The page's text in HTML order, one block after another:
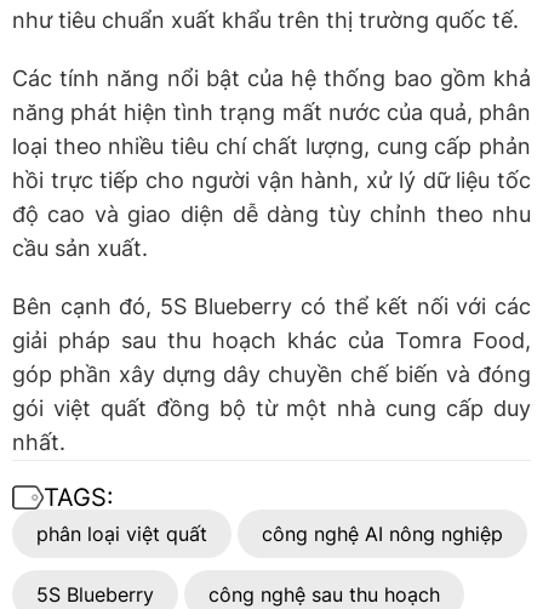
như tiêu chuẩn xuất khẩu trên thị trường quốc tế.
Các tính năng nổi bật của hệ thống bao gồm khả
năng phát hiện tình trạng mất nước của quả, phân
loại theo nhiều tiêu chí chất lượng, cung cấp phản
hồi trực tiếp cho người vận hành, xử lý dữ liệu tốc
độ cao và giao diện dễ dàng tùy chỉnh theo nhu
cầu sản xuất.
Bên cạnh đó, 5S Blueberry có thể kết nối với các
giải pháp sau thu hoạch khác của Tomra Food,
góp phần xây dựng dây chuyền chế biến và đóng
gói việt quất đồng bộ từ một nhà cung cấp duy
nhất.
TAGS:
phân loại việt quất công nghệ AI nông nghiệp
5S Blueberry công nghệ sau thu hoạch